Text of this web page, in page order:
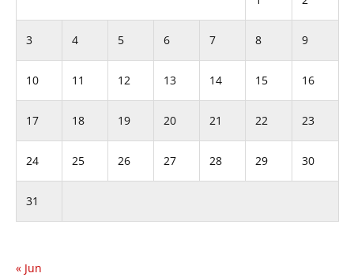
3 4 5 6 7 8 9
10 11 12 13 14 15 16
17 18 19 20 21 22 23
24 25 26 27 28 29 30
31
« Jun